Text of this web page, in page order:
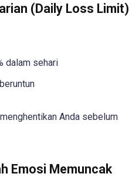
(Daily Loss Limit)
dalam sehari
Anda sebelum
Emosi Memuncak